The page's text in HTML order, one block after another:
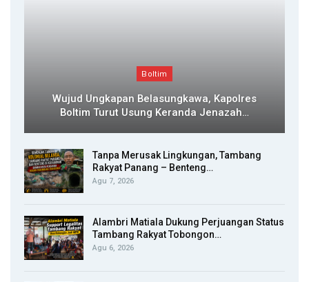
Boltim
Wujud Ungkapan Belasungkawa, Kapolres
Boltim Turut Usung Keranda Jenazah…
Tanpa Merusak Lingkungan, Tambang
Rakyat Panang – Benteng…
Agu 7, 2026
Alambri Matiala Dukung Perjuangan Status
Tambang Rakyat Tobongon…
Agu 6, 2026